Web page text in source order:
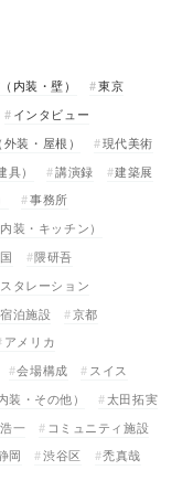
内装・壁）
東京
インタビュー
装・屋根）
現代美術
） 講演録
建築展
事務所
装・キッチン）
隈研吾
タレーション
宿泊施設
京都
アメリカ
会場構成
スイス
装・その他）
太田拓実
一
コミュニティ施設
岡 渋谷区 禿真哉